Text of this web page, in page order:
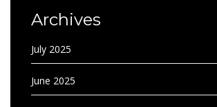
Archives
July 2025
June 2025